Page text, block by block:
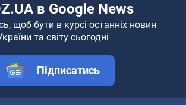
в Google News
щоб бути в курсі останніх новин
та світу сьогодні
Підписатись